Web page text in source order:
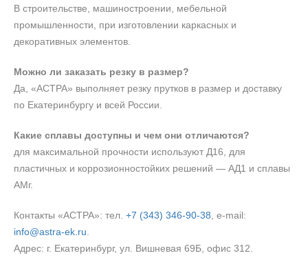
В строительстве, машиностроении, мебельной
промышленности, при изготовлении каркасных и
декоративных элементов.
Можно ли заказать резку в размер?
Да, «АСТРА» выполняет резку прутков в размер и доставку
по Екатеринбургу и всей России.
Какие сплавы доступны и чем они отличаются?
для максимальной прочности используют Д16, для
пластичных и коррозионностойких решений — АД1 и сплавы
АМг.
Контакты «АСТРА»: тел. +7 (343) 346‑90‑38 , e‑mail:
info@astra-ek.ru
Адрес: г. Екатеринбург, ул. Вишневая 69Б, офис 312.